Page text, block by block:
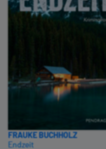
FRAUKE BUCHHOLZ
Endzeit